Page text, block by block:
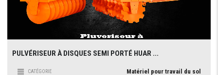
PULVÉRISEUR À DISQUES SEMI PORTÉ HUAR ...
CATÉGORIE Matériel pour travail du sol